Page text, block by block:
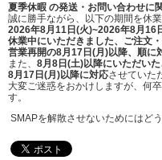
夏季休暇 の発送・お問い合わせに
誠に勝手ながら、以下の期間を休
2026年8月11日(火)~2026年8月16
休業中にいただきました、ご注文
営業再開の8月17日(月)以降、順に
また、 8月8日(土)以降にいただいた
8月17日(月)以降に対応させていた
大変ご迷惑をおかけしますが、 何
す。
SMAPを解散させないためにはど